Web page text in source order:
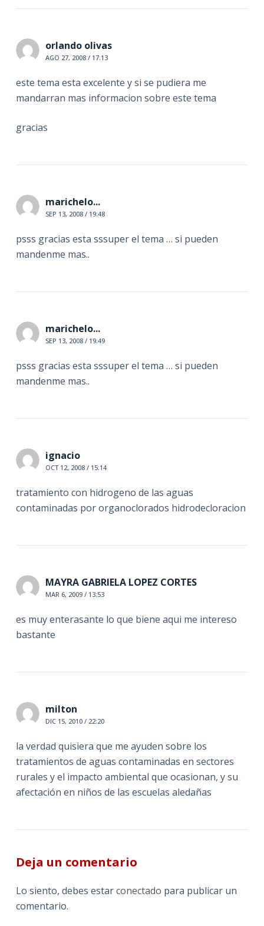
orlando olivas
AGO 27, 2008 / 17:13
este tema esta excelente y si se pudiera me
mandarran mas informacion sobre este tema
gracias
marichelo...
SEP 13, 2008 / 19:48
psss gracias esta sssuper el tema … si pueden
mandenme mas..
marichelo...
SEP 13, 2008 / 19:49
psss gracias esta sssuper el tema … si pueden
mandenme mas..
ignacio
OCT 12, 2008 / 15:14
tratamiento con hidrogeno de las aguas
contaminadas por organoclorados hidrodecloracion
MAYRA GABRIELA LOPEZ CORTES
MAR 6, 2009 / 13:53
es muy enterasante lo que biene aqui me intereso
bastante
milton
DIC 15, 2010 / 22:20
la verdad quisiera que me ayuden sobre los
tratamientos de aguas contaminadas en sectores
rurales y el impacto ambiental que ocasionan, y su
afectación en niños de las escuelas aledañas
Deja un comentario
Lo siento, debes estarconectado para publicar un
comentario.